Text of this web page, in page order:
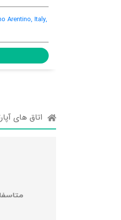
Via Grillarine, 5, Diano
اتاق های